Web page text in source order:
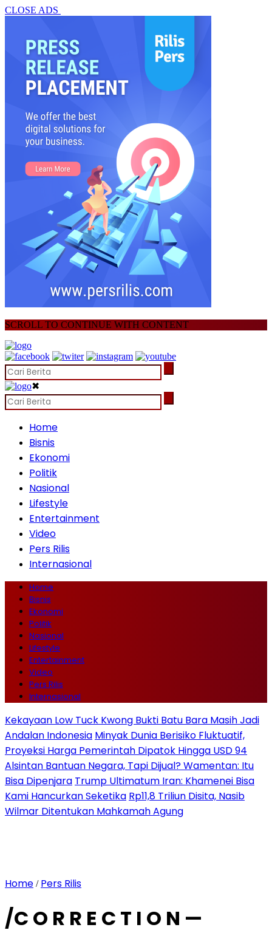
CLOSE ADS
SCROLL TO CONTINUE WITH CONTENT
✖
Home
Bisnis
Ekonomi
Politik
Nasional
Lifestyle
Entertainment
Video
Pers Rilis
Internasional
Home
Bisnis
Ekonomi
Politik
Nasional
Lifestyle
Entertainment
Video
Pers Rilis
Internasional
Kekayaan Low Tuck Kwong Bukti Batu Bara Masih Jadi
Andalan Indonesia Minyak Dunia Berisiko Fluktuatif,
Proyeksi Harga Pemerintah Dipatok Hingga USD 94
Alsintan Bantuan Negara, Tapi Dijual? Wamentan: Itu
Bisa Dipenjara Trump Ultimatum Iran: Khamenei Bisa
Kami Hancurkan Seketika Rp11,8 Triliun Disita, Nasib
Wilmar Ditentukan Mahkamah Agung
Home / Pers Rilis
/C O R R E C T I O N —